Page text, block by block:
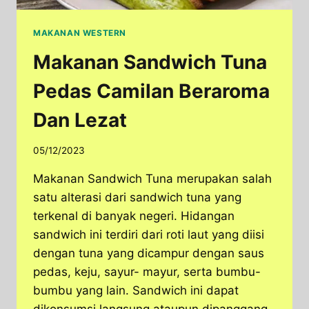
MAKANAN WESTERN
Makanan Sandwich Tuna
Pedas Camilan Beraroma
Dan Lezat
05/12/2023
Makanan Sandwich Tuna merupakan salah
satu alterasi dari sandwich tuna yang
terkenal di banyak negeri. Hidangan
sandwich ini terdiri dari roti laut yang diisi
dengan tuna yang dicampur dengan saus
pedas, keju, sayur- mayur, serta bumbu-
bumbu yang lain. Sandwich ini dapat